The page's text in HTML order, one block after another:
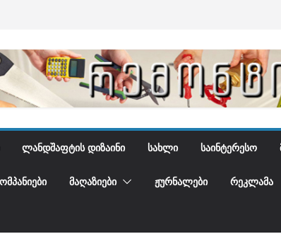
ᲚᲐᲜᲓᲨᲐᲤᲢᲘᲡ ᲓᲘᲖᲐᲘᲜᲘ ᲡᲐᲮᲚᲘ ᲡᲐᲘᲜᲢᲔᲠᲔᲡᲝ
ᲛᲐᲦᲐᲖᲘᲔᲑᲘ ᲟᲣᲠᲜᲐᲚᲔᲑᲘ ᲠᲔᲙᲚᲐᲛᲐ